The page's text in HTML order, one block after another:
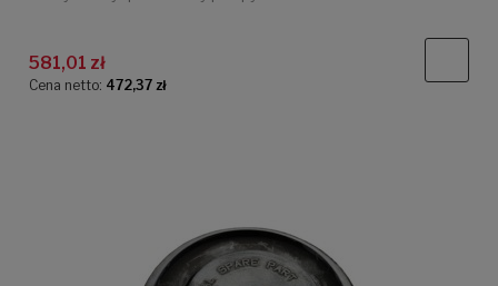
581,01 zł
Cena netto: 472,37 zł